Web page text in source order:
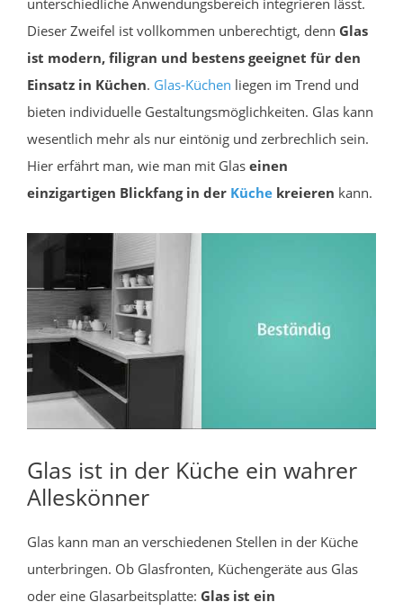
Dieser Zweifel ist vollkommen unberechtigt, denn Glas
ist modern, filigran und bestens geeignet für den
Einsatz in Küchen. Glas-Küchen liegen im Trend und
bieten individuelle Gestaltungsmöglichkeiten. Glas kann
wesentlich mehr als nur eintönig und zerbrechlich sein.
Hier erfährt man, wie man mit Glas einen
einzigartigen Blickfang in der Küche kreieren kann.
Glas ist in der Küche ein wahrer
Alleskönner
Glas kann man an verschiedenen Stellen in der Küche
unterbringen. Ob Glasfronten, Küchengeräte aus Glas
oder eine Glasarbeitsplatte: Glas ist ein